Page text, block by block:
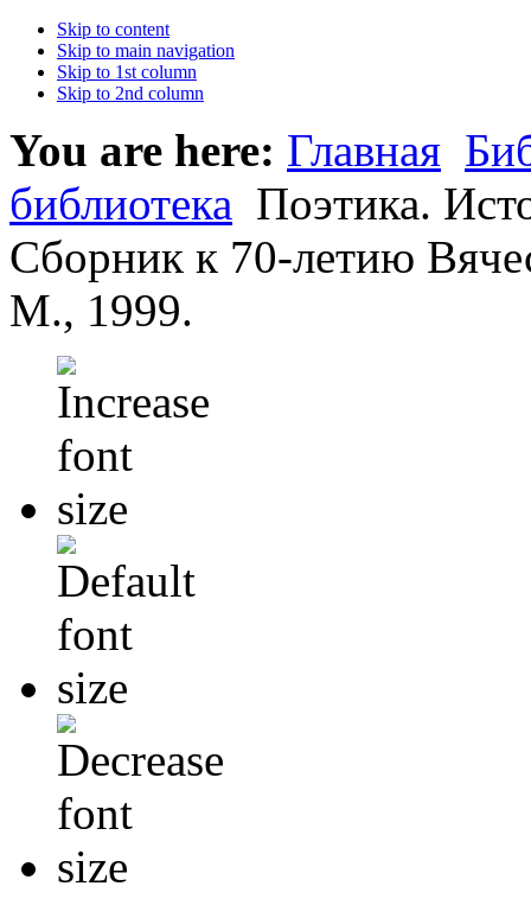
Skip to content
Skip to main navigation
Skip to 1st column
Skip to 2nd column
You are here: Главная
библиотека Поэтика.
Сборник к 70-летию
М., 1999.